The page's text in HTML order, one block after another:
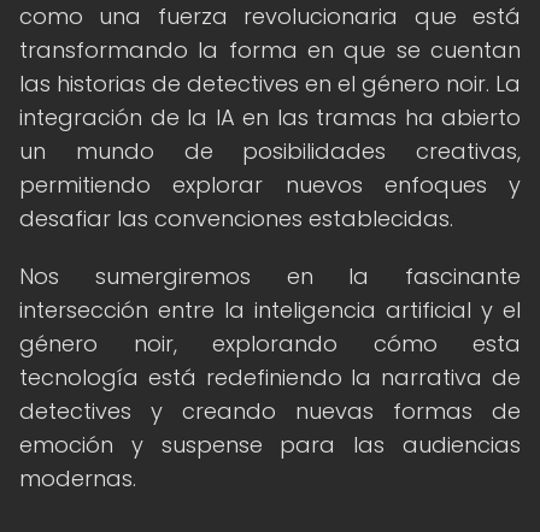
como una fuerza revolucionaria que está
transformando la forma en que se cuentan
las historias de detectives en el género noir. La
integración de la IA en las tramas ha abierto
un mundo de posibilidades creativas,
permitiendo explorar nuevos enfoques y
desafiar las convenciones establecidas.
Nos sumergiremos en la fascinante
intersección entre la inteligencia artificial y el
género noir, explorando cómo esta
tecnología está redefiniendo la narrativa de
detectives y creando nuevas formas de
emoción y suspense para las audiencias
modernas.